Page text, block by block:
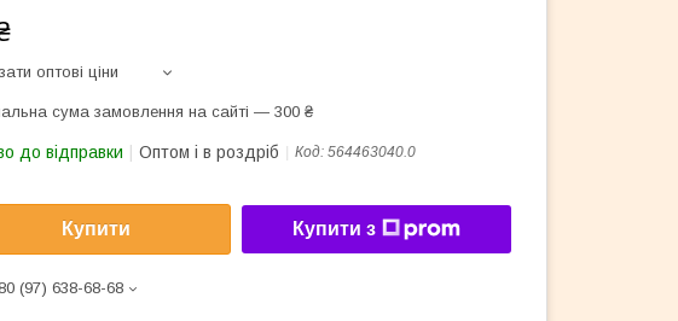
оптові ціни
сума замовлення на сайті — 300 ₴
до відправки Оптом і в роздріб Код: 564463040.0
Купити Купити з
(97) 638-68-68